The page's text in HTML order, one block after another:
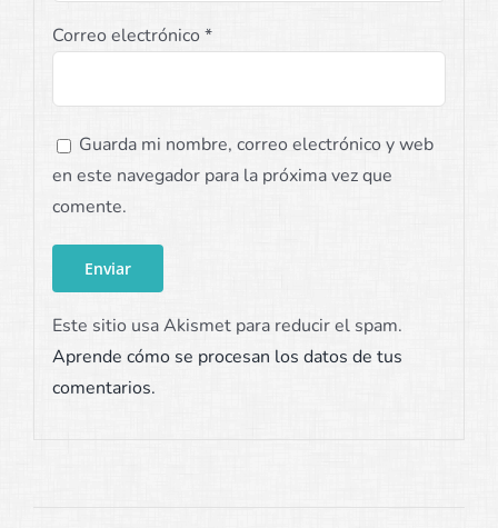
Correo electrónico *
Guarda mi nombre, correo electrónico y web
en este navegador para la próxima vez que
comente.
Este sitio usa Akismet para reducir el spam.
Aprende cómo se procesan los datos de tus
comentarios.